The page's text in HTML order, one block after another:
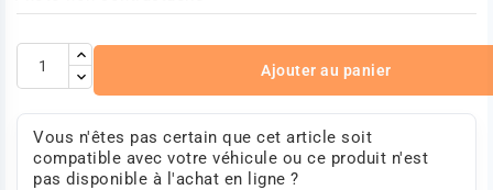
Ajouter au panier
Vous n'êtes pas certain que cet article soit
compatible avec votre véhicule ou ce produit n'est
pas disponible à l'achat en ligne ?